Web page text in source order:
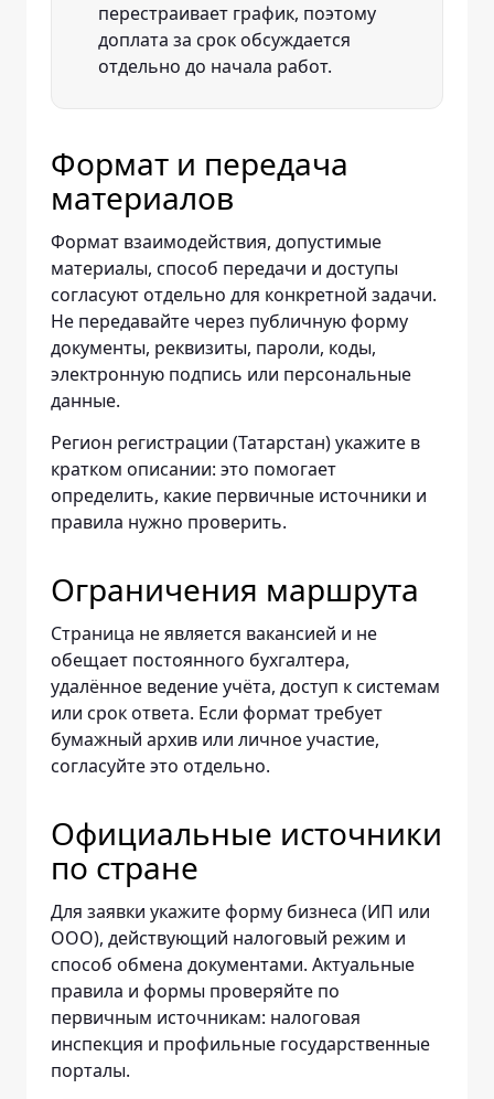
перестраивает график, поэтому
доплата за срок обсуждается
отдельно до начала работ.
Формат и передача
материалов
Формат взаимодействия, допустимые
материалы, способ передачи и доступы
согласуют отдельно для конкретной задачи.
Не передавайте через публичную форму
документы, реквизиты, пароли, коды,
электронную подпись или персональные
данные.
Регион регистрации (Татарстан) укажите в
кратком описании: это помогает
определить, какие первичные источники и
правила нужно проверить.
Ограничения маршрута
Страница не является вакансией и не
обещает постоянного бухгалтера,
удалённое ведение учёта, доступ к системам
или срок ответа. Если формат требует
бумажный архив или личное участие,
согласуйте это отдельно.
Официальные источники
по стране
Для заявки укажите форму бизнеса (ИП или
ООО), действующий налоговый режим и
способ обмена документами. Актуальные
правила и формы проверяйте по
первичным источникам: налоговая
инспекция и профильные государственные
порталы.